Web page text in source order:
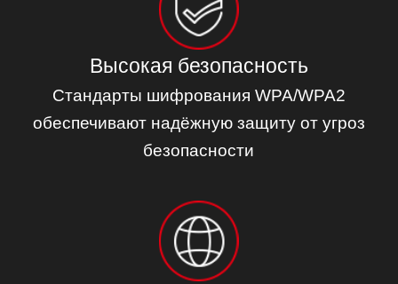
Высокая безопасность
Стандарты шифрования WPA/WPA2
обеспечивают надёжную защиту от угроз
безопасности